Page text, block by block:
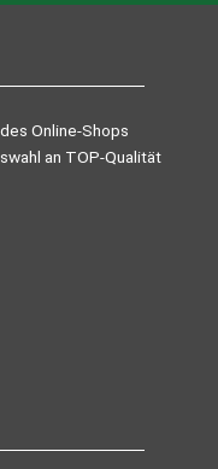
Online-Shops
an TOP-Qualität